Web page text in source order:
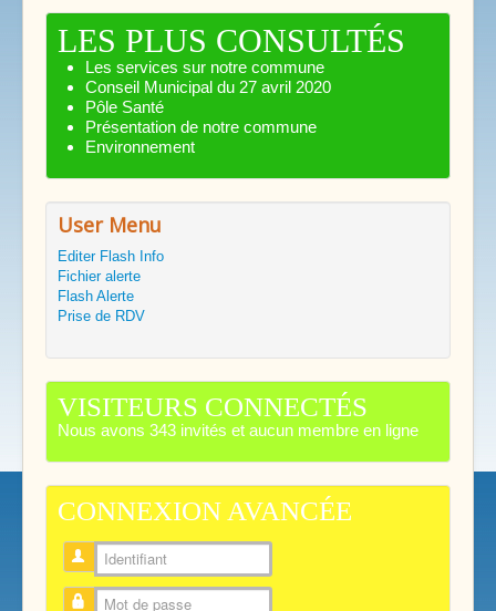
LES PLUS CONSULTÉS
Les services sur notre commune
Conseil Municipal du 27 avril 2020
Pôle Santé
Présentation de notre commune
Environnement
User Menu
Editer Flash Info
Fichier alerte
Flash Alerte
Prise de RDV
VISITEURS CONNECTÉS
Nous avons 343 invités et aucun membre en ligne
CONNEXION AVANCÉE
Identifiant
Mot de passe